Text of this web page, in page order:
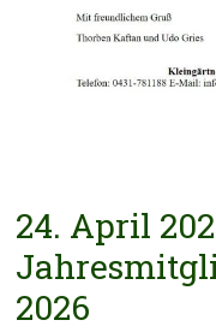
24. April
2026